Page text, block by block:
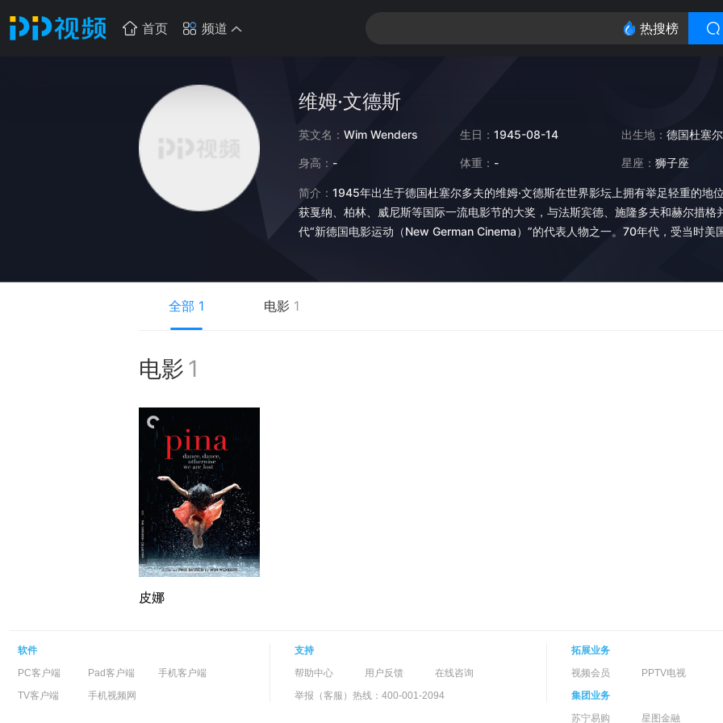
首页 频道 热搜榜
维姆·文德斯
英文名： Wim Wenders 生日： 1945-08-14 出生地： 德国杜塞
身高： - 体重： - 星座： 狮子座
简介： 1945年出生于德国杜塞尔多夫的维姆·文德斯在世界影坛上拥有举足轻重的地
获戛纳、柏林、威尼斯等国际一流电影节的大奖，与法斯宾德、施隆多夫和赫尔措格
代“新德国电影运动（New German Cinema）”的代表人物之一。70年代，受当时美
爱，文德斯开始拍摄属于自己的欧洲式的公路电影，并由此奠定了他以后的创作方向
之城》（City of Angles）就是《柏林苍穹下》的好莱坞通俗版。这部影片也使文德
奖，使得他在世界影坛上真正确立了的自己的地位。 1983年的《德州巴黎》使文德
这部被称为“标志着文德斯美国化倾向的高峰”的影片成功的表现了人的孤独以及人与
里拍摄，影像风格极其鲜明，文德斯创造出极为宽广的银幕空间，从而成功展现出充
全部 1 电影 1
电影 1
皮娜
软件
PC客户端
Pad客户端
手机客户端
TV客户端
手机视频网
支持
帮助中心
用户反馈
在线咨询
举报（客服）热线：400-001-2094
拓展业务
视频会员
PPTV电视
集团业务
苏宁易购
星图金融